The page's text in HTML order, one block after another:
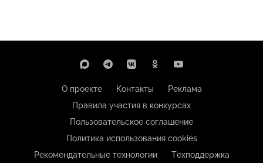
О проекте Контакты
Реклама
Правила участия в конкурсах
Пользовательское соглашение
Политика использования cookies
Рекомендательные технологии
Техподдержка